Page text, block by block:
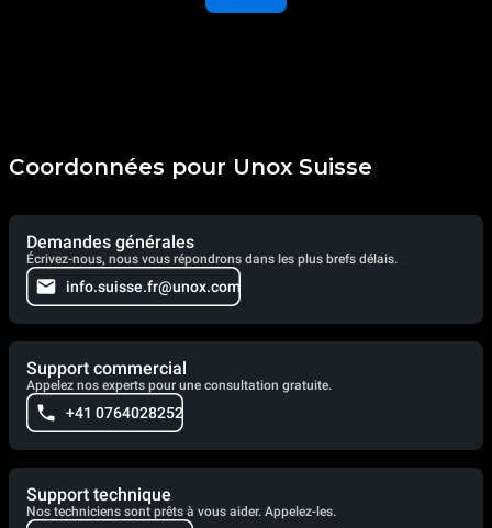
Coordonnées pour Unox Suisse
Demandes générales
Écrivez-nous, nous vous répondrons dans les plus brefs délais.
info.suisse.fr@unox.com
Support commercial
Appelez nos experts pour une consultation gratuite.
+41 0764028252
Support technique
Nos techniciens sont prêts à vous aider. Appelez-les.